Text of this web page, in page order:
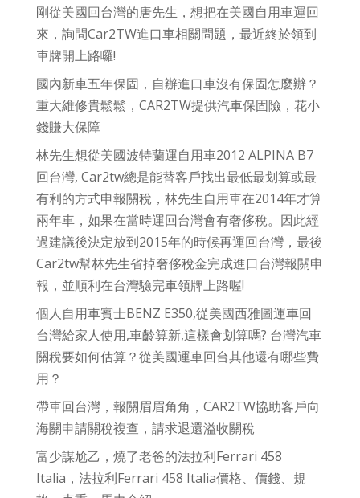
剛從美國回台灣的唐先生，想把在美國自用車運回
來，詢問Car2TW進口車相關問題，最近終於領到
車牌開上路囉!
國內新車五年保固，自辦進口車沒有保固怎麼辦？
重大維修貴鬆鬆，CAR2TW提供汽車保固險，花小
錢賺大保障
林先生想從美國波特蘭運自用車2012 ALPINA B7
回台灣, Car2tw總是能替客戶找出最低最划算或最
有利的方式申報關稅，林先生自用車在2014年才算
兩年車，如果在當時運回台灣會有奢侈稅。因此經
過建議後決定放到2015年的時候再運回台灣，最後
Car2tw幫林先生省掉奢侈稅金完成進口台灣報關申
報，並順利在台灣驗完車領牌上路喔!
個人自用車賓士BENZ E350,從美國西雅圖運車回
台灣給家人使用,車齡算新,這樣會划算嗎? 台灣汽車
關稅要如何估算？從美國運車回台其他還有哪些費
用？
帶車回台灣，報關眉眉角角，CAR2TW協助客戶向
海關申請關稅複查，請求退還溢收關稅
富少謀尬乙，燒了老爸的法拉利Ferrari 458
Italia，法拉利Ferrari 458 Italia價格、價錢、規